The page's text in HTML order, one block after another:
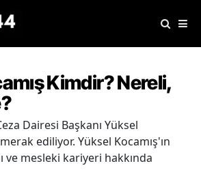
Kimdir? Nereli,
Dairesi Başkanı Yüksel
ediliyor. Yüksel Kocamış'ın
ve mesleki kariyeri hakkında